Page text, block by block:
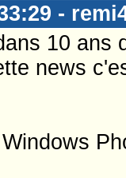
-
10 ans
news